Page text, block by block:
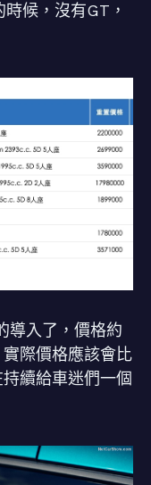
候，沒有GT，
導入了，價格約
際價格應該會比
續給車迷們一個